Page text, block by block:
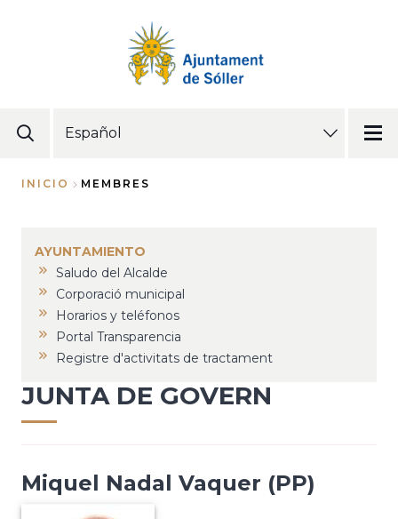
SELECT
YOUR
enlaces
de
ayuda
la
navegación
INICIO MEMBRES
AYUNTAMIENTO
Saludo del Alcalde
Corporació municipal
Horarios y teléfonos
Portal Transparencia
Registre d'activitats de tractament
JUNTA DE GOVERN
Miquel Nadal Vaquer (PP)